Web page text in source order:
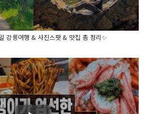
강릉여행 & 사진스팟 & 맛집 총 정리✨